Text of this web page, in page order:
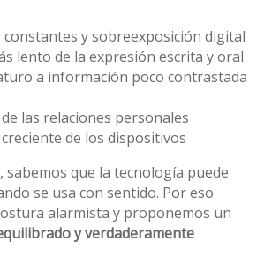
constantes y sobreexposición digital
lento de la expresión escrita y oral
a información poco contrastada
las relaciones personales
de los dispositivos
sabemos que la tecnología puede
se usa con sentido. Por eso
alarmista y proponemos un
y verdaderamente